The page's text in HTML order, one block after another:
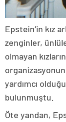
Epstein’in kız
zenginler,
olmayan
yardımcı
bulunmuştu.
Öte yandan,